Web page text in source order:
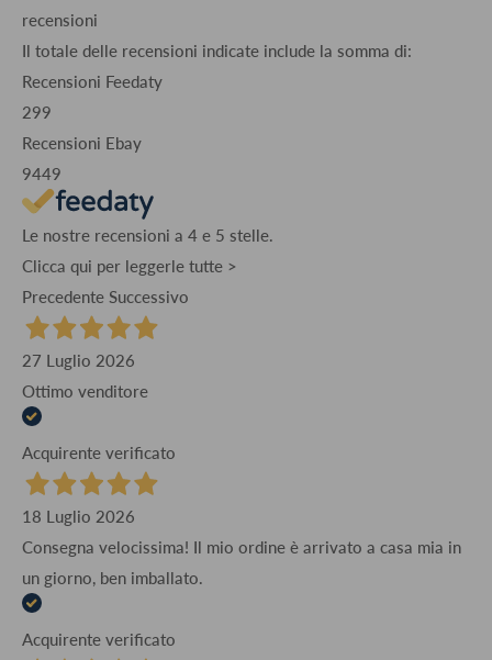
recensioni
Il totale delle recensioni indicate include la somma di:
Recensioni Feedaty
299
Recensioni Ebay
9449
Le nostre recensioni a 4 e 5 stelle.
Clicca qui per leggerle tutte >
Precedente Successivo
27 Luglio 2026
Ottimo venditore
Acquirente verificato
18 Luglio 2026
Consegna velocissima! Il mio ordine è arrivato a casa mia in
un giorno, ben imballato.
Acquirente verificato